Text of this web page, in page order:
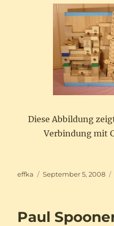
Diese Abbildung
Verbindung mit
Autor
effka
Veröffentlicht
September 5, 2008
Paul